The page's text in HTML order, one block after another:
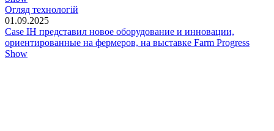
Огляд технологій
01.09.2025
Case IH представил новое оборудование и инновации,
ориентированные на фермеров, на выставке Farm Progress
Show